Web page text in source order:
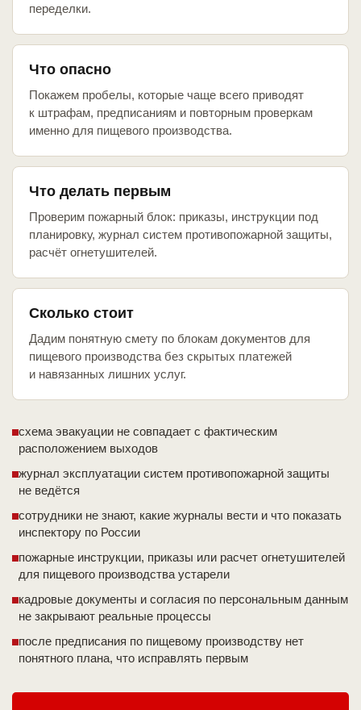
переделки.
Что опасно
Покажем пробелы, которые чаще всего приводят
к штрафам, предписаниям и повторным проверкам
именно для пищевого производства.
Что делать первым
Проверим пожарный блок: приказы, инструкции под
планировку, журнал систем противопожарной защиты,
расчёт огнетушителей.
Сколько стоит
Дадим понятную смету по блокам документов для
пищевого производства без скрытых платежей
и навязанных лишних услуг.
схема эвакуации не совпадает с фактическим
расположением выходов
журнал эксплуатации систем противопожарной защиты
не ведётся
сотрудники не знают, какие журналы вести и что показать
инспектору по России
пожарные инструкции, приказы или расчет огнетушителей
для пищевого производства устарели
кадровые документы и согласия по персональным данным
не закрывают реальные процессы
после предписания по пищевому производству нет
понятного плана, что исправлять первым